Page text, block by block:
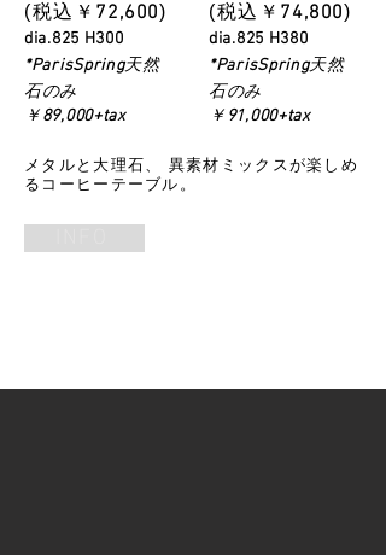
​(税込￥ 72,600)
dia.825 H300
*ParisSpring天然
石のみ
￥89,000+tax
​(税込￥ 74,800)
dia.825 H380
*ParisSpring天然
石のみ
￥ 91,000+tax
メタルと大理石、 異素材ミックスが楽しめ
るコーヒーテーブル。